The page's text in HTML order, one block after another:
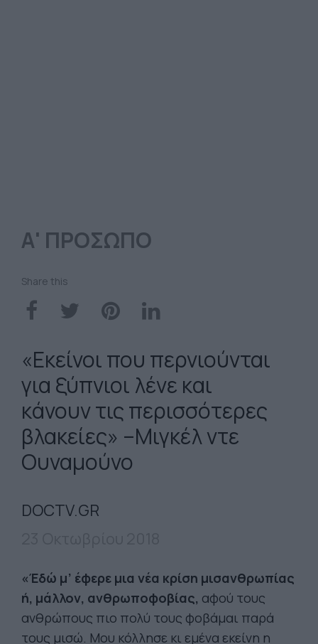
Α' ΠΡΟΣΩΠΟ
Share this
«Εκείνοι που περνιούνται
για ξύπνιοι λένε και
κάνουν τις περισσότερες
βλακείες» –Μιγκέλ ντε
Ουναμούνο
DOCTV.GR
«Έδώ μ’ έφερε μια νέα κρίση μισανθρωπίας
ή, μάλλον, ανθρωποφοβίας, αφού τους
ανθρώπους πιο πολύ τους φοβάμαι παρά
τους μισώ. Μου κόλλησε κι εμένα εκείνη η